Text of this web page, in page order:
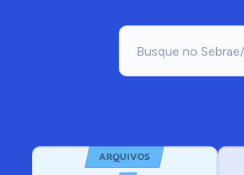
ARQUIVOS